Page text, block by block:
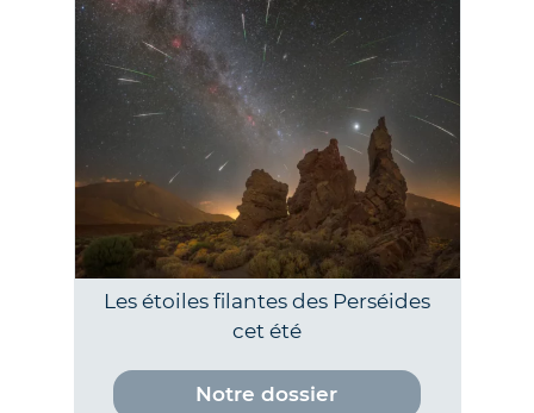
Les étoiles filantes des Perséides
cet été
Notre dossier